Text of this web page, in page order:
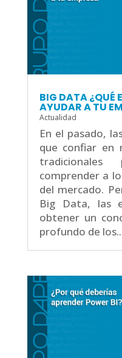
BIG DATA ¿QUÉ
AYUDAR A TU
Actualidad
En el pasado,
que confiar en
comprender a
del mercado.
Big Data, las
obtener un
profundo de